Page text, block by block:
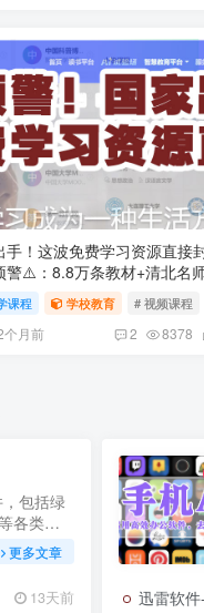
手！这波免费学习资源直接
警⚠️：8.8万条教材+清北名
家给你的知识锦鲤来了！ 原
铺了这么多免费学习赛道
课程 学校教育 # 视频课程
个月前 2 8378
包括绿
各类软
更多文章
13天前 迅雷软件-电脑